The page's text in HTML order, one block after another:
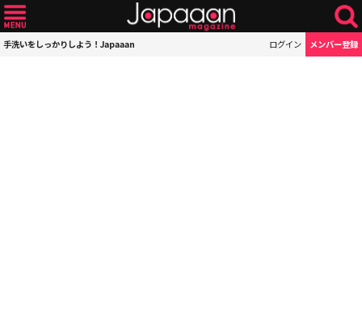
手洗いをしっかりしよう！Japaaan ログイン メンバー登録